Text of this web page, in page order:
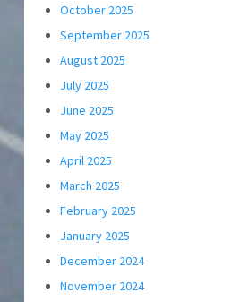
October 2025
September 2025
August 2025
July 2025
June 2025
May 2025
April 2025
March 2025
February 2025
January 2025
December 2024
November 2024